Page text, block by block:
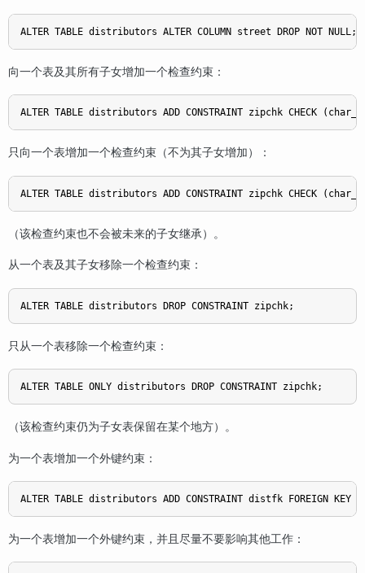
ALTER TABLE distributors ALTER COLUMN street DROP NOT NULL;
向一个表及其所有子女增加一个检查约束：
ALTER TABLE distributors ADD CONSTRAINT zipchk CHECK
只向一个表增加一个检查约束（不为其子女增加）：
ALTER TABLE distributors ADD CONSTRAINT zipchk CHECK
（该检查约束也不会被未来的子女继承）。
从一个表及其子女移除一个检查约束：
ALTER TABLE distributors DROP CONSTRAINT zipchk;
只从一个表移除一个检查约束：
ALTER TABLE ONLY distributors DROP CONSTRAINT zipchk;
（该检查约束仍为子女表保留在某个地方）。
为一个表增加一个外键约束：
ALTER TABLE distributors ADD CONSTRAINT distfk FOREIGN KEY
为一个表增加一个外键约束，并且尽量不要影响其他工作：